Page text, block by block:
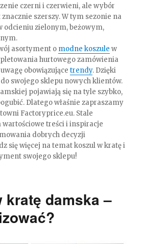
czerni i czerwieni, ale wybór
szerszy. W tym sezonie na
odcieniu zielonym, beżowym,
asortyment o modne koszule w
hurtowego zamówienia
obowiązującetrendy. Dzięki
swojego sklepu nowych klientów.
pojawiają się na tyle szybko,
Dlatego właśnie zapraszamy
Factoryprice.eu. Stale
wartościowe treści i inspiracje
dobrych decyzji
się więcej na temat koszul w kratę i
swojego sklepu!
kratę damska –